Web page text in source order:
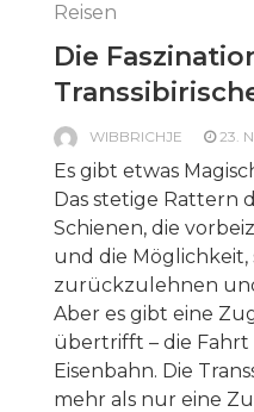
Reisen
Die
WIBBRICHJE 23.
Es gibt etwas
Das stetige Rattern
Schienen, die
und die Möglichkeit,
zurückzulehnen
Aber es gibt eine
übertrifft – die Fahrt
Eisenbahn. Die
mehr als nur eine